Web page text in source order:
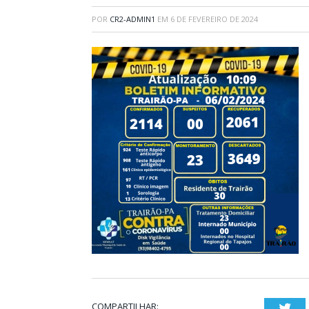
POR CR2-ADMIN1 EM 6 DE FEVEREIRO DE 2024
COMPARTILHAR: